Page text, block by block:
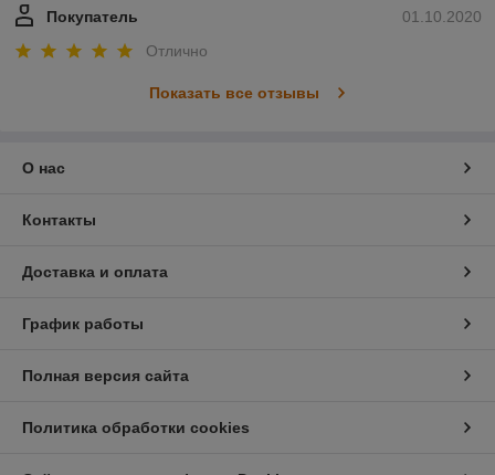
01.10.2020
Покупатель
Отлично
Показать все отзывы
О нас
Контакты
Доставка и оплата
График работы
Полная версия сайта
Политика обработки cookies